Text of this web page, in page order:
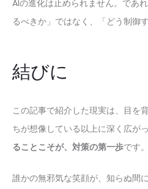
AIの進化は止められません。であ
るべきか」ではなく、「どう制御
結びに
この記事で紹介した現実は、目を
ちが想像している以上に深く広が
ることこそが、対策の第一歩です。
誰かの無邪気な笑顔が、知らぬ間